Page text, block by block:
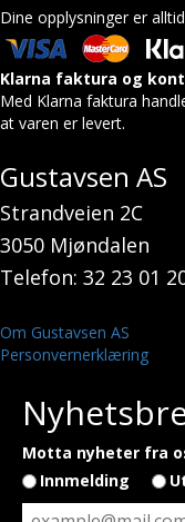
Dine opplysninger er
Klarna faktura og
Med Klarna faktura
at varen er levert.
Gustavsen AS
Strandveien 2C
3050 Mjøndalen
Telefon: 32 23 01
Om Gustavsen AS
Personvernerklæring
Motta nyheter fra
Innmelding